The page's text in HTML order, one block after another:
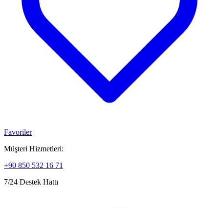
Favoriler
Müşteri Hizmetleri:
+90 850 532 16 71
7/24 Destek Hattı